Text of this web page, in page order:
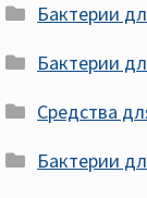
Бактерии
Бактерии
Средства
Бактерии